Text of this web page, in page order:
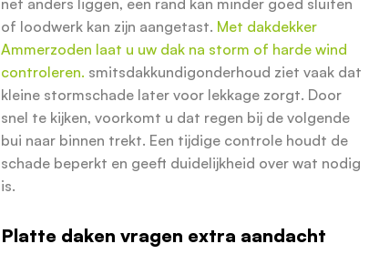
net anders liggen, een rand kan minder goed sluiten
of loodwerk kan zijn aangetast. Met dakdekker
Ammerzoden laat u uw dak na storm of harde wind
controleren. smitsdakkundigonderhoud ziet vaak dat
kleine stormschade later voor lekkage zorgt. Door
snel te kijken, voorkomt u dat regen bij de volgende
bui naar binnen trekt. Een tijdige controle houdt de
schade beperkt en geeft duidelijkheid over wat nodig
is.
Platte daken vragen extra aandacht